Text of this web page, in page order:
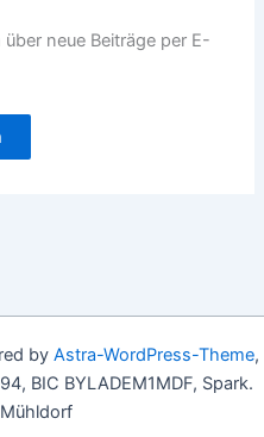
neue Beiträge per E-
by Astra-WordPress-Theme,
BIC BYLADEM1MDF, Spark.